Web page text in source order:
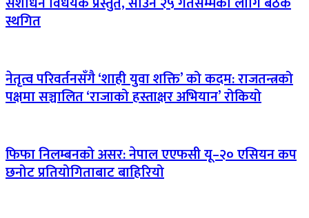
स्थगित
नेतृत्व परिवर्तनसँगै ‘शाही युवा शक्ति’ को कदम: राजतन्त्रको
पक्षमा सञ्चालित ‘राजाको हस्ताक्षर अभियान’ रोकियो
फिफा निलम्बनको असर: नेपाल एएफसी यू–२० एसियन कप
छनोट प्रतियोगिताबाट बाहिरियो